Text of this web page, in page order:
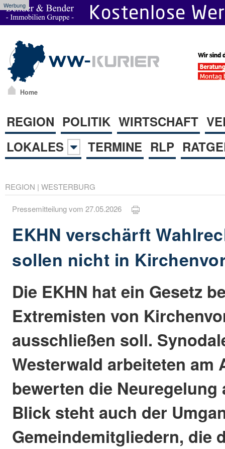
Werbung
Home
REGION POLITIK WIRTSCHAFT
LOKALES
TERMINE RLP
REGION | WESTERBURG
Pressemitteilung vom 27.05.2026
EKHN verschärft
sollen nicht in
Die EKHN hat ein Gesetz
Extremisten von
ausschließen soll.
Westerwald arbeiteten am
bewerten die
Blick steht auch der
Gemeindemitgliedern, die